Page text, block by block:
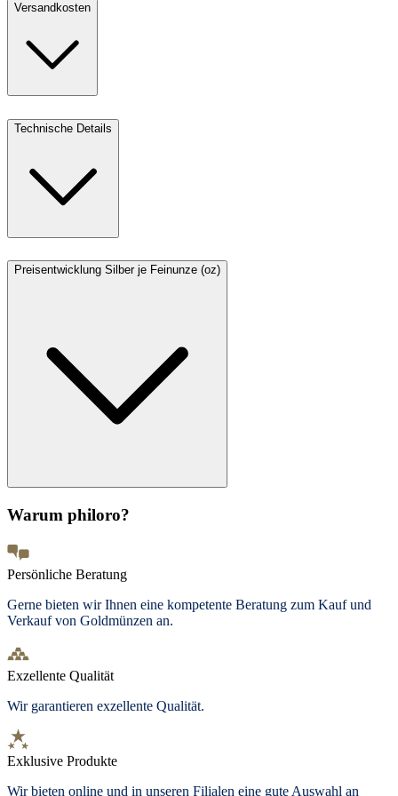
Versandkosten
Technische Details
Preisentwicklung Silber je Feinunze (oz)
Warum philoro?
Persönliche Beratung
Gerne bieten wir Ihnen eine kompetente Beratung zum Kauf und
Verkauf von Goldmünzen an.
Exzellente Qualität
Wir garantieren exzellente Qualität.
Exklusive Produkte
Wir bieten online und in unseren Filialen eine gute Auswahl an